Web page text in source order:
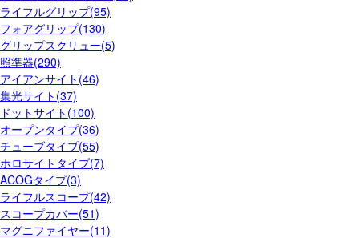
ライフルグリップ(95)
フォアグリップ(130)
グリップスクリュー(5)
照準器(290)
アイアンサイト(46)
集光サイト(37)
ドットサイト(100)
オープンタイプ(36)
チューブタイプ(55)
ホロサイトタイプ(7)
ACOGタイプ(3)
ライフルスコープ(42)
スコープカバー(51)
マグニファイヤー(11)